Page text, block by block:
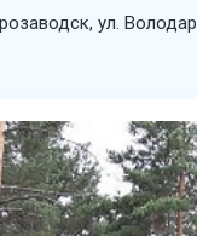
ул.